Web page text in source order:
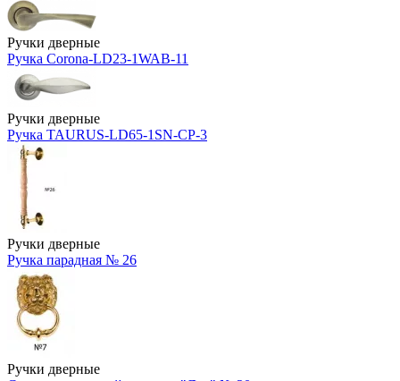
Ручки дверные
Ручка Corona-LD23-1WAB-11
Ручки дверные
Ручка TAURUS-LD65-1SN-CP-3
Ручки дверные
Ручка парадная № 26
Ручки дверные